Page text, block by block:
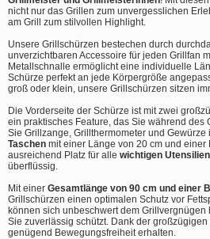
nicht nur das Grillen zum unvergesslichen
am Grill zum stilvollen Highlight.
Unsere Grillschürzen bestechen durch
unverzichtbaren Accessoire für jeden Grillfan
Metallschnalle ermöglicht eine individuelle
Schürze perfekt an jede Körpergröße
groß oder klein, unsere Grillschürzen sitzen
Die Vorderseite der Schürze ist mit zwei
ein praktisches Feature, das Sie während des
Sie Grillzange, Grillthermometer und Gewürze
Taschen mit einer Länge von 20 cm und einer
ausreichend Platz für alle wichtigen Utensilien
überflüssig.
Mit einer Gesamtlänge von 90 cm und einer
Grillschürzen einen optimalen Schutz vor
können sich unbeschwert dem
Sie zuverlässig schützt. Dank der
genügend Bewegungsfreiheit erhalten.